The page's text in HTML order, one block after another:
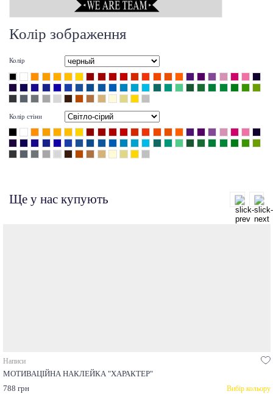
Колір зображення
Колір
Колір стіни
Ще у нас купують
Написи
МОТИВАЦІЙНА НАКЛЕЙКА "ХАРАКТЕР"
788 грн
Вибір кольору